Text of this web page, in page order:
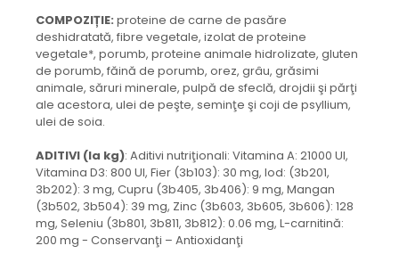
COMPOZIȚIE: proteine de carne de pasăre
deshidratată, fibre vegetale, izolat de proteine
vegetale*, porumb, proteine animale hidrolizate, gluten
de porumb, făină de porumb, orez, grâu, grăsimi
animale, săruri minerale, pulpă de sfeclă, drojdii şi părţi
ale acestora, ulei de peşte, seminţe şi coji de psyllium,
ulei de soia.
ADITIVI (la kg): Aditivi nutriţionali: Vitamina A: 21000 UI,
Vitamina D3: 800 UI, Fier (3b103): 30 mg, Iod: (3b201,
3b202): 3 mg, Cupru (3b405, 3b406): 9 mg, Mangan
(3b502, 3b504): 39 mg, Zinc (3b603, 3b605, 3b606): 128
mg, Seleniu (3b801, 3b811, 3b812): 0.06 mg, L-carnitină:
200 mg - Conservanţi – Antioxidanţi